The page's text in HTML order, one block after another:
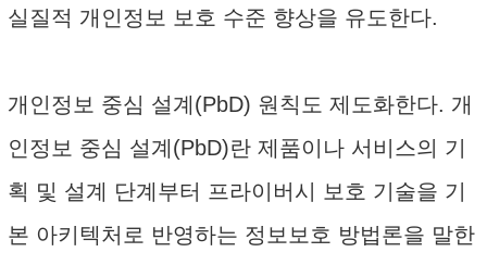
실질적 개인정보 보호 수준 향상을 유도한다.
개인정보 중심 설계(PbD) 원칙도 제도화한다. 개
인정보 중심 설계(PbD)란 제품이나 서비스의 기
획 및 설계 단계부터 프라이버시 보호 기술을 기
본 아키텍처로 반영하는 정보보호 방법론을 말한